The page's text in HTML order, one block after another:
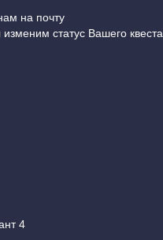
на почту
статус Вашего квеста.
4